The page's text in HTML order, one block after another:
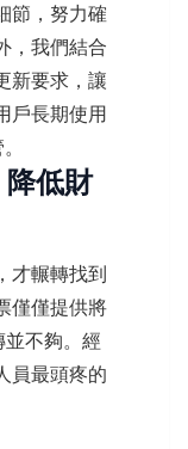
節，努力確
，我們結合
新要求，讓
戶長期使用
低財
才輾轉找到
僅僅提供將
不夠。經
員最頭疼的